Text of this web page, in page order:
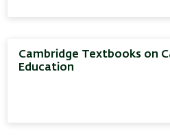
Cambridge Textbooks on
Education